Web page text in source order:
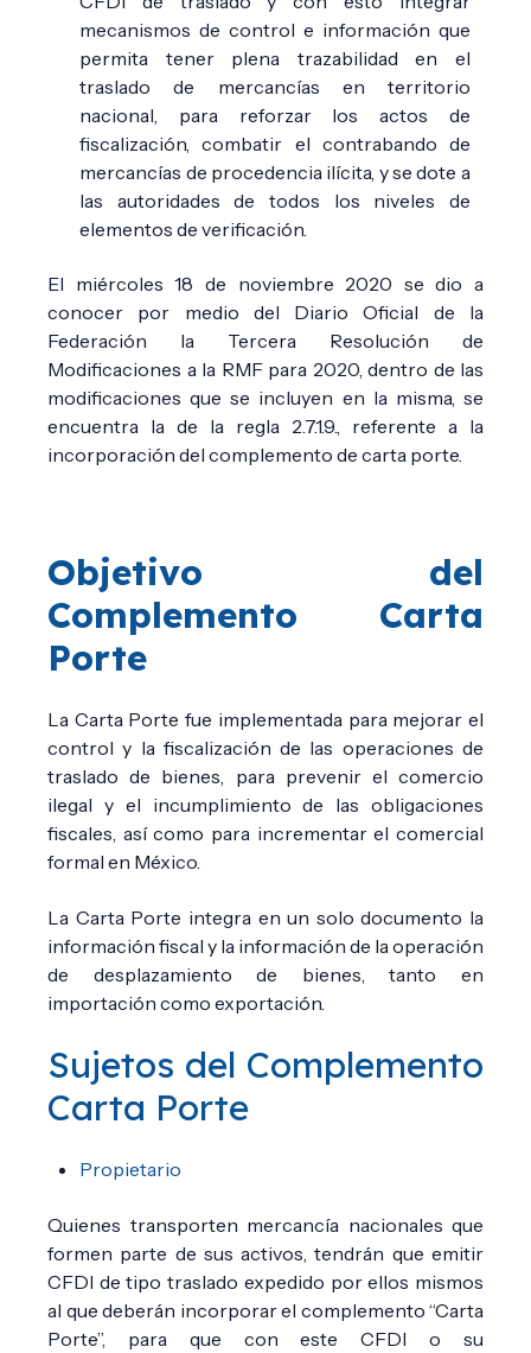
mecanismos de control e información que
permita tener plena trazabilidad en el
traslado de mercancías en territorio
nacional, para reforzar los actos de
fiscalización, combatir el contrabando de
mercancías de procedencia ilícita, y se dote a
las autoridades de todos los niveles de
elementos de verificación.
El miércoles 18 de noviembre 2020 se dio a
conocer por medio del Diario Oficial de la
Federación la Tercera Resolución de
Modificaciones a la RMF para 2020, dentro de las
modificaciones que se incluyen en la misma, se
encuentra la de la regla 2.7.1.9., referente a la
incorporación del complemento de carta porte.
Objetivo del
Complemento Carta
Porte
La Carta Porte fue implementada para mejorar el
control y la fiscalización de las operaciones de
traslado de bienes, para prevenir el comercio
ilegal y el incumplimiento de las obligaciones
fiscales, así como para incrementar el comercial
formal en México.
La Carta Porte integra en un solo documento la
información fiscal y la información de la operación
de desplazamiento de bienes, tanto en
importación como exportación.
Sujetos del Complemento
Carta Porte
Propietario
Quienes transporten mercancía nacionales que
formen parte de sus activos, tendrán que emitir
CFDI de tipo traslado expedido por ellos mismos
al que deberán incorporar el complemento “Carta
Porte”, para que con este CFDI o su